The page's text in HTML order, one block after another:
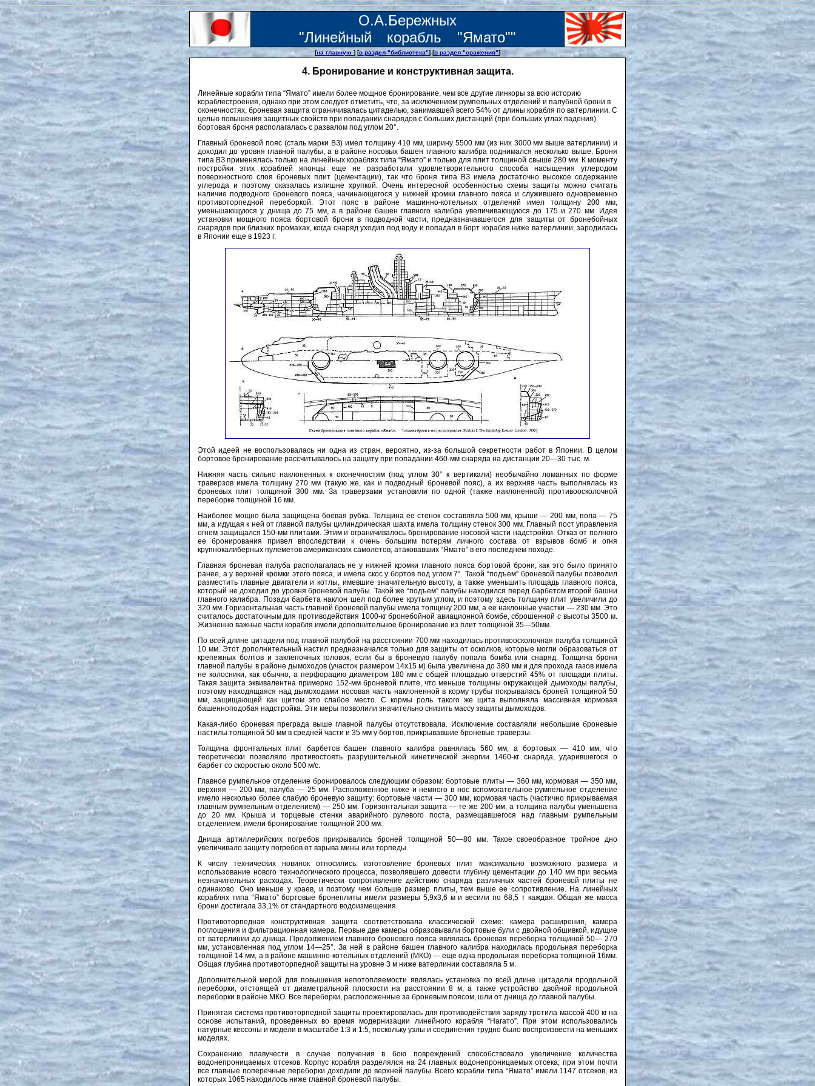
О.А.Бережных
"Линейный корабль "Ямато""
[на главную ] [в раздел "библиотека"] [в раздел "сражения"]
4. Бронирование и конструктивная защита.
Линейные корабли типа “Ямато” имели более мощное бронирование, чем все другие линкоры за всю историю
кораблестроения, однако при этом следует отметить, что, за исключением румпельных отделений и палубной брони в
оконечностях, броневая защита ограничивалась цитаделью, занимавшей всего 54% от длины корабля по ватерлинии. С
целью повышения защитных свойств при попадании снарядов с больших дистанций (при больших углах падения)
бортовая броня располагалась с развалом под углом 20°.
Главный броневой пояс (сталь марки ВЗ) имел толщину 410 мм, ширину 5500 мм (из них 3000 мм выше ватерлинии) и
доходил до уровня главной палубы, а в районе носовых башен главного калибра поднимался несколько выше. Броня
типа ВЗ применялась только на линейных кораблях типа “Ямато” и только для плит толщиной свыше 280 мм. К моменту
постройки этих кораблей японцы еще не разработали удовлетворительного способа насыщения углеродом
поверхностного слоя броневых плит (цементации), так что броня типа ВЗ имела достаточно высокое содержание
углерода и поэтому оказалась излишне хрупкой. Очень интересной особенностью схемы защиты можно считать
наличие подводного броневого пояса, начинающегося у нижней кромки главного пояса и служившего одновременно
противоторпедной переборкой. Этот пояс в районе машинно-котельных отделений имел толщину 200 мм,
уменьшающуюся у днища до 75 мм, а в районе башен главного калибра увеличивающуюся до 175 и 270 мм. Идея
установки мощного пояса бортовой брони в подводной части, предназначавшегося для защиты от бронебойных
снарядов при близких промахах, когда снаряд уходил под воду и попадал в борт корабля ниже ватерлинии, зародилась
в Японии еще в 1923 г.
Этой идеей не воспользовалась ни одна из стран, вероятно, из-за большой секретности работ в Японии. В целом
бортовое бронирование рассчитывалось на защиту при попадании 460-мм снаряда на дистанции 20—30 тыс. м.
Нижняя часть сильно наклоненных к оконечностям (под углом 30° к вертикали) необычайно ломанных по форме
траверзов имела толщину 270 мм (такую же, как и подводный броневой пояс), а их верхняя часть выполнялась из
броневых плит толщиной 300 мм. За траверзами установили по одной (также наклоненной) противоосколочной
переборке толщиной 16 мм.
Наиболее мощно была защищена боевая рубка. Толщина ее стенок составляла 500 мм, крыши — 200 мм, пола — 75
мм, а идущая к ней от главной палубы цилиндрическая шахта имела толщину стенок 300 мм. Главный пост управления
огнем защищался 150-мм плитами. Этим и ограничивалось бронирование носовой части надстройки. Отказ от полного
ее бронирования привел впоследствии к очень большим потерям личного состава от взрывов бомб и огня
крупнокалиберных пулеметов американских самолетов, атаковавших “Ямато” в его последнем походе.
Главная броневая палуба располагалась не у нижней кромки главного пояса бортовой брони, как это было принято
ранее, а у верхней кромки этого пояса, и имела скос у бортов под углом 7°. Такой “подъем” броневой палубы позволил
разместить главные двигатели и котлы, имевшие значительную высоту, а также уменьшить площадь главного пояса,
который не доходил до уровня броневой палубы. Такой же “подъем” палубы находился перед барбетом второй башни
главного калибра. Позади барбета наклон шел под более крутым углом, и поэтому здесь толщину плит увеличили до
320 мм. Горизонтальная часть главной броневой палубы имела толщину 200 мм, а ее наклонные участки — 230 мм. Это
считалось достаточным для противодействия 1000-кг бронебойной авиационной бомбе, сброшенной с высоты 3500 м.
Жизненно важные части корабля имели дополнительное бронирование из плит толщиной 35—50мм.
По всей длине цитадели под главной палубой на расстоянии 700 мм находилась противоосколочная палуба толщиной
10 мм. Этот дополнительный настил предназначался только для защиты от осколков, которые могли образоваться от
крепежных болтов и заклепочных головок, если бы в броневую палубу попала бомба или снаряд. Толщина брони
главной палубы в районе дымоходов (участок размером 14x15 м) была увеличена до 380 мм и для прохода газов имела
не колосники, как обычно, а перфорацию диаметром 180 мм с общей площадью отверстий 45% от площади плиты.
Такая защита эквивалентна примерно 152-мм броневой плите, что меньше толщины окружающей дымоходы палубы,
поэтому находящаяся над дымоходами носовая часть наклоненной в корму трубы покрывалась броней толщиной 50
мм, защищающей как щитом это слабое место. С кормы роль такого же щита выполняла массивная кормовая
башенноподобая надстройка. Эти меры позволили значительно снизить массу защиты дымоходов.
Какая-либо броневая преграда выше главной палубы отсутствовала. Исключение составляли небольшие броневые
настилы толщиной 50 мм в средней части и 35 мм у бортов, прикрывавшие броневые траверзы.
Толщина фронтальных плит барбетов башен главного калибра равнялась 560 мм, а бортовых — 410 мм, что
теоретически позволяло противостоять разрушительной кинетической энергии 1460-кг снаряда, ударившегося о
барбет со скоростью около 500 м/с.
Главное румпельное отделение бронировалось следующим образом: бортовые плиты — 360 мм, кормовая — 350 мм,
верхняя — 200 мм, палуба — 25 мм. Расположенное ниже и немного в нос вспомогательное румпельное отделение
имело несколько более слабую броневую защиту: бортовые части — 300 мм, кормовая часть (частично прикрываемая
главным румпельным отделением) — 250 мм. Горизонтальная защита — те же 200 мм, а толщина палубы уменьшена
до 20 мм. Крыша и торцевые стенки аварийного рулевого поста, размещавшегося над главным румпельным
отделением, имели бронирование толщиной 200 мм.
Днища артиллерийских погребов прикрывались броней толщиной 50—80 мм. Такое своеобразное тройное дно
увеличивало защиту погребов от взрыва мины или торпеды.
К числу технических новинок относились: изготовление броневых плит максимально возможного размера и
использование нового технологического процесса, позволявшего довести глубину цементации до 140 мм при весьма
незначительных расходах. Теоретически сопротивление действию снаряда различных частей броневой плиты не
одинаково. Оно меньше у краев, и поэтому чем больше размер плиты, тем выше ее сопротивление. На линейных
кораблях типа “Ямато” бортовые бронеплиты имели размеры 5,9x3,6 м и весили по 68,5 т каждая. Общая же масса
брони достигала 33,1% от стандартного водоизмещения.
Противоторпедная конструктивная защита соответствовала классической схеме: камера расширения, камера
поглощения и фильтрационная камера. Первые две камеры образовывали бортовые були с двойной обшивкой, идущие
от ватерлинии до днища. Продолжением главного броневого пояса являлась броневая переборка толщиной 50— 270
мм, установленная под углом 14—25°. За ней в районе башен главного калибра находилась продольная переборка
толщиной 14 мм, а в районе машинно-котельных отделений (МКО) — еще одна продольная переборка толщиной 16мм.
Общая глубина противоторпедной защиты на уровне 3 м ниже ватерлинии составляла 5 м.
Дополнительной мерой для повышения непотопляемости являлась установка по всей длине цитадели продольной
переборки, отстоящей от диаметральной плоскости на расстоянии 8 м, а также устройство двойной продольной
переборки в районе МКО. Все переборки, расположенные за броневым поясом, шли от днища до главной палубы.
Принятая система противоторпедной защиты проектировалась для противодействия заряду тротила массой 400 кг на
основе испытаний, проведенных во время модернизации линейного корабля “Нагато”. При этом использовались
натурные кессоны и модели в масштабе 1:3 и 1:5, поскольку узлы и соединения трудно было воспроизвести на меньших
моделях.
Сохранению плавучести в случае получения в бою повреждений способствовало увеличение количества
водонепроницаемых отсеков. Корпус корабля разделялся на 24 главных водонепроницаемых отсека; при этом почти
все главные поперечные переборки доходили до верхней палубы. Всего корабли типа “Ямато” имели 1147 отсеков, из
которых 1065 находилось ниже главной броневой палубы.